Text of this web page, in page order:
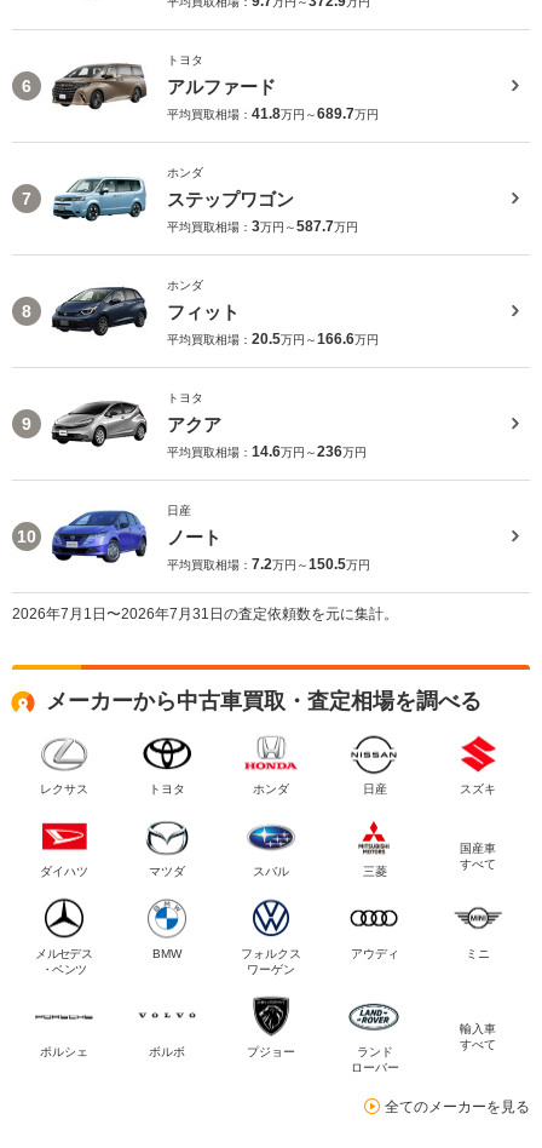
6
トヨタ
アルファード
平均買取相場： 41.8万円～689.7万円
7
ホンダ
ステップワゴン
平均買取相場： 3万円～587.7万円
8
ホンダ
フィット
平均買取相場： 20.5万円～166.6万円
9
トヨタ
アクア
平均買取相場： 14.6万円～236万円
10
日産
ノート
平均買取相場： 7.2万円～150.5万円
2026年7月1日〜2026年7月31日の査定依頼数を元に集計。
メーカーから中古車買取・査定相場を調べる
レクサス トヨタ ホンダ 日産 スズキ
ダイハツ マツダ スバル 三菱
国産車
すべて
メルセデス
・ベンツ
BMW
フォルクス
ワーゲン
アウディ ミニ
ポルシェ ボルボ プジョー
ランド
ローバー
輸入車
すべて
全てのメーカーを見る